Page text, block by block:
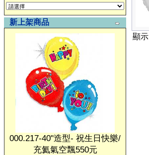
新上架商品
000.217-40"造型- 祝生日快樂/
充氦氣空飄550元
顯示